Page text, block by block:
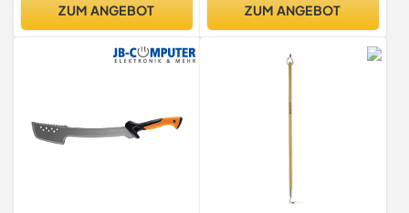
ZUM ANGEBOT
Unkrautentfernung, ohne
ZUM ANGEBOT